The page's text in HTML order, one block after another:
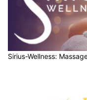
Sirius-Wellness: